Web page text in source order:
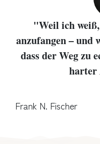
"Weil ich
anzufangen – und
dass der Weg zu
Frank N. Fischer